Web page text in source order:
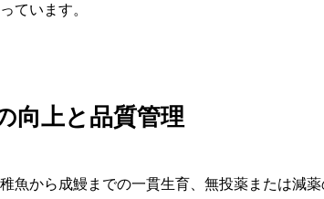
ています。
向上と品質管理
魚から成鰻までの一貫生育、無投薬または減